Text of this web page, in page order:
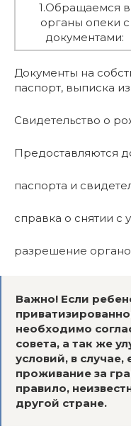
1.Обращаемся в
органы опеки с
документами:
Документы на
паспорт, выписка
Свидетельство о
Предоставляются
паспорта и
справка о снятии с
разрешение
Важно! Если
необходимо
совета, а так же
условий, в случае,
проживание за
правило,
другой стране.